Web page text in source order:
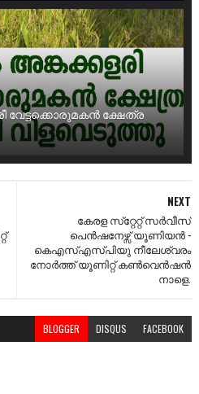
വേട്ടക്കൊരുമകൻ ക്ഷേത്ര
NEXT
കേരള സ്‌റ്റേറ്റ് സർവീസ്
പെൻഷനേഴ്സ് യൂണിയൻ -
കെഎസ്എസ്പിയു നീലേശ്വരം
നോർത്ത് യൂണിറ്റ് കൺവെൻഷൻ
നാളെ.
BLOGGER DISQUS FACEBOOK